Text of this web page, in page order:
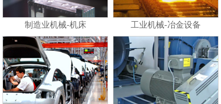
制造业机械-机床 工业机械-冶金设备